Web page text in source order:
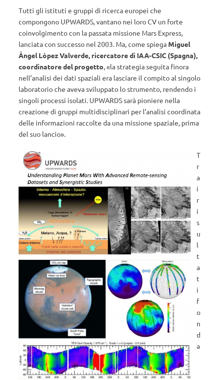
Tutti gli istituti e gruppi di ricerca europei che
compongono UPWARDS, vantano nei loro CV un forte
coinvolgimento con la passata missione Mars Express,
lanciata con successo nel 2003. Ma, come spiega Miguel
Ángel López Valverde, ricercatore di IAA-CSIC (Spagna),
coordinatore del progetto, «la strategia seguita finora
nell’analisi dei dati spaziali era lasciare il compito al singolo
laboratorio che aveva sviluppato lo strumento, rendendo i
singoli processi isolati. UPWARDS sarà pioniere nella
creazione di gruppi multidisciplinari per l’analisi coordinata
delle informazioni raccolte da una missione spaziale, prima
del suo lancio».
T
r
a
i
r
i
s
u
l
t
a
t
i
f
o
n
d
a